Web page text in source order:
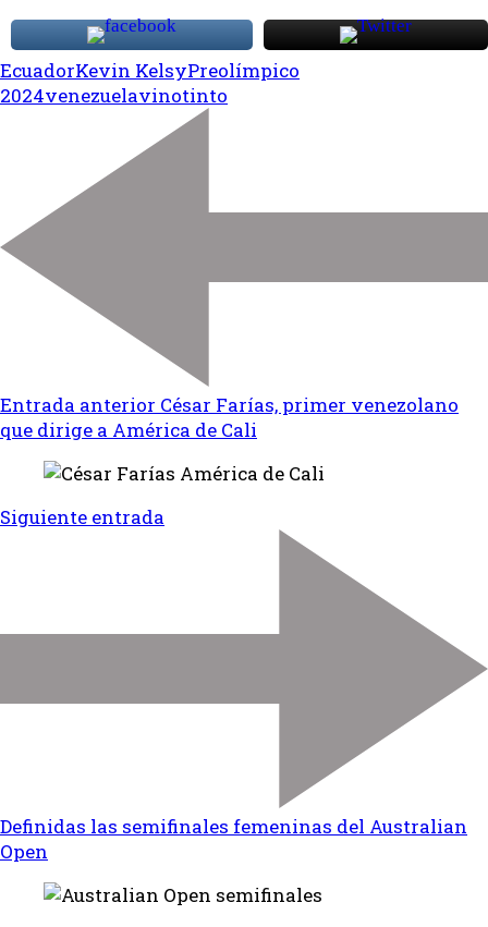
EcuadorKevin KelsyPreolímpico
2024venezuelavinotinto
Entrada anterior César Farías, primer venezolano
que dirige a América de Cali
Siguiente entrada
Definidas las semifinales femeninas del Australian
Open